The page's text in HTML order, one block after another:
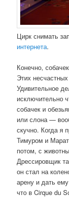
Цирк снимать
интернета.
Конечно,
Этих
Удивительное
исключительно
собачек и
или слона —
скучно. Когда я
Тимуром и
потом, с
Дрессировщик
он стал на
арену и дать
что в Cirque du